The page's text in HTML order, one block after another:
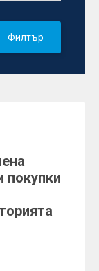
Филтър
покупки